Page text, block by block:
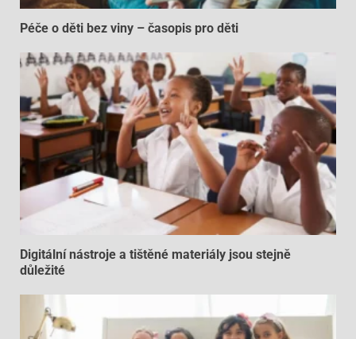
Péče o děti bez viny – časopis pro děti
Digitální nástroje a tištěné materiály jsou stejně
důležité